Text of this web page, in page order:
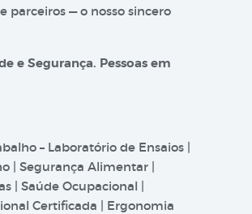
parceiros — o nosso sincero
e Segurança. Pessoas em
– Laboratório de Ensaios |
| Segurança Alimentar |
| Saúde Ocupacional |
Certificada | Ergonomia